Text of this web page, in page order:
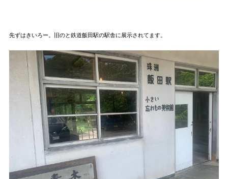
先ずはきいろー。旧のと鉄道飯田駅の駅舎に展示されてます。